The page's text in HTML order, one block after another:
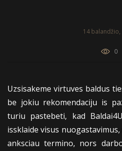
14 balandžio,
0
Uzsisakeme virtuves baldus
be jokiu rekomendaciju is
turiu pastebeti, kad
issklaide visus
anksciau termino, nors